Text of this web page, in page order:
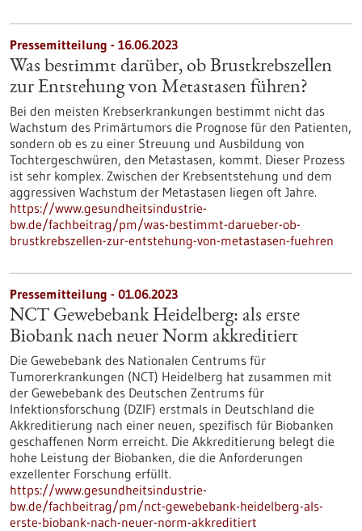
Pressemitteilung - 16.06.2023
Was bestimmt darüber, ob Brustkrebszellen
zur Entstehung von Metastasen führen?
Bei den meisten Krebserkrankungen bestimmt nicht das
Wachstum des Primärtumors die Prognose für den Patienten,
sondern ob es zu einer Streuung und Ausbildung von
Tochtergeschwüren, den Metastasen, kommt. Dieser Prozess
ist sehr komplex. Zwischen der Krebsentstehung und dem
aggressiven Wachstum der Metastasen liegen oft Jahre.
https://www.gesundheitsindustrie-
bw.de/fachbeitrag/pm/was-bestimmt-darueber-ob-
brustkrebszellen-zur-entstehung-von-metastasen-fuehren
Pressemitteilung - 01.06.2023
NCT Gewebebank Heidelberg: als erste
Biobank nach neuer Norm akkreditiert
Die Gewebebank des Nationalen Centrums für
Tumorerkrankungen (NCT) Heidelberg hat zusammen mit
der Gewebebank des Deutschen Zentrums für
Infektionsforschung (DZIF) erstmals in Deutschland die
Akkreditierung nach einer neuen, spezifisch für Biobanken
geschaffenen Norm erreicht. Die Akkreditierung belegt die
hohe Leistung der Biobanken, die die Anforderungen
exzellenter Forschung erfüllt.
https://www.gesundheitsindustrie-
bw.de/fachbeitrag/pm/nct-gewebebank-heidelberg-als-
erste-biobank-nach-neuer-norm-akkreditiert